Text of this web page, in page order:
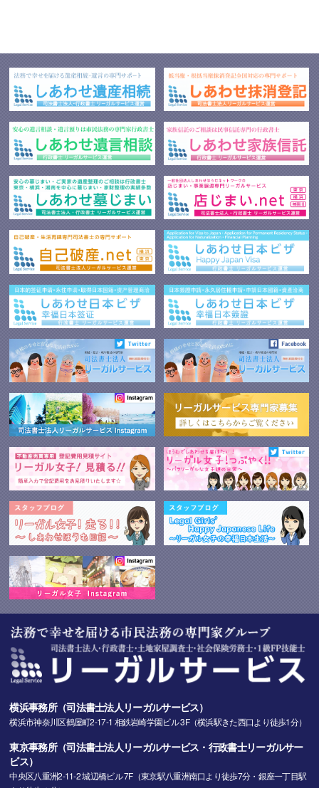
横浜事務所（司法書士法人リーガルサービス）
横浜市神奈川区鶴屋町2-17-1 相鉄岩崎学園ビル 3F（横浜駅きた西口より徒歩1分）
東京事務所（司法書士法人リーガルサービス・行政書士リーガルサー
ビス）
中央区八重洲2-11-2 城辺橋ビル 7F（東京駅八重洲南口より徒歩7分・銀座一丁目駅